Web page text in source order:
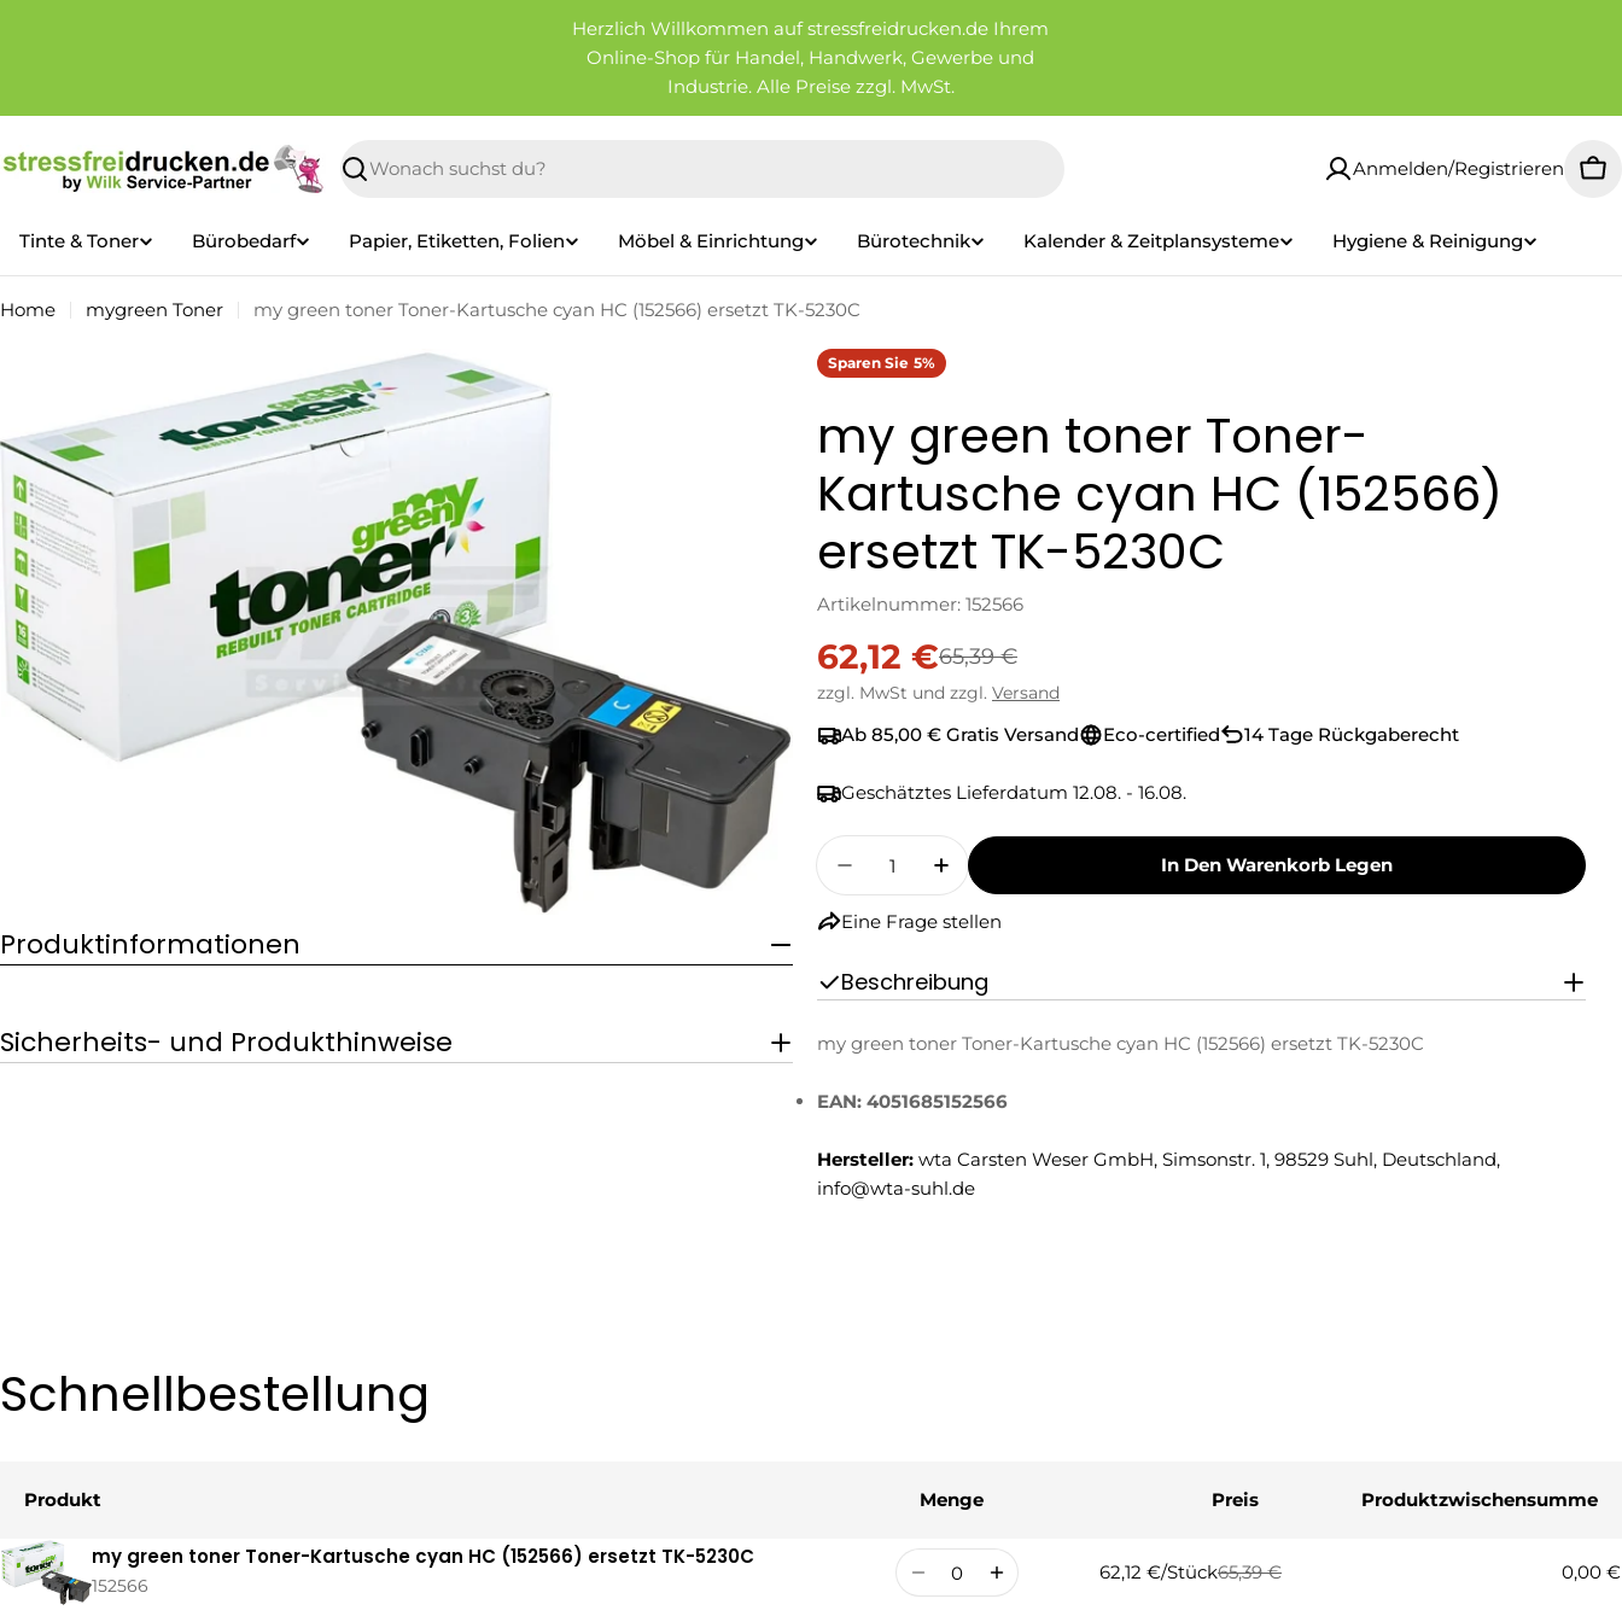
Herzlich Willkommen auf stressfreidrucken.de Ihrem
Online-Shop für Handel, Handwerk, Gewerbe und
Industrie. Alle Preise zzgl. MwSt.
Suchen
Anmelden/Registrieren
Tinte & Toner Bürobedarf Papier, Etiketten, Folien Möbel & Einrichtung Bürotechnik Kalender & Zeitplansysteme Hygiene & Reinigung
Home mygreen Toner my green toner Toner-Kartusche cyan HC (152566) ersetzt TK-5230C
Produktinformationen
Sie das Medium 0 im Modalformat
Produktinformationen
Sicherheits- und Produkthinweise
Sparen Sie 5%
my green toner Toner-
Kartusche cyan HC (152566)
ersetzt TK-5230C
Artikelnummer: 152566
Verkaufspreis
62,12 €
Regulärer
Preis
65,39 €
zzgl. MwSt und zzgl. Versand
Ab 85,00 € Gratis Versand Eco-certified 14 Tage Rückgaberecht
Geschätztes Lieferdatum 12.08. - 16.08.
Menge
Menge Für My Green Toner Toner-Kartusche Cyan HC (152566)
Menge Für My Green Toner Toner-Kartusche Cyan HC
In Den Warenkorb Legen
Eine Frage stellen
Beschreibung
my green toner Toner-Kartusche cyan HC (152566) ersetzt TK-5230C
EAN: 4051685152566
Hersteller: wta Carsten Weser GmbH, Simsonstr. 1, 98529 Suhl, Deutschland,
info@wta-suhl.de
Schnellbestellung
Ihr
Warenkorb
Produkt Menge Preis Produktzwischensumme
my green toner Toner-Kartusche cyan HC (152566) ersetzt TK-5230C
152566
Menge 62,12 €/Stück
Regulärer
65,39 €
Verkaufspreis
0,00 €